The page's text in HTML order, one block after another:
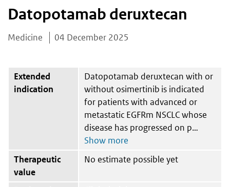
here:
Datopotamab deruxtecan
Medicine 04 December 2025
Extended
indication
Datopotamab deruxtecan with or
without osimertinib is indicated
for patients with advanced or
metastatic EGFRm NSCLC whose
disease has progressed on p
Therapeutic
value
No estimate possible yet